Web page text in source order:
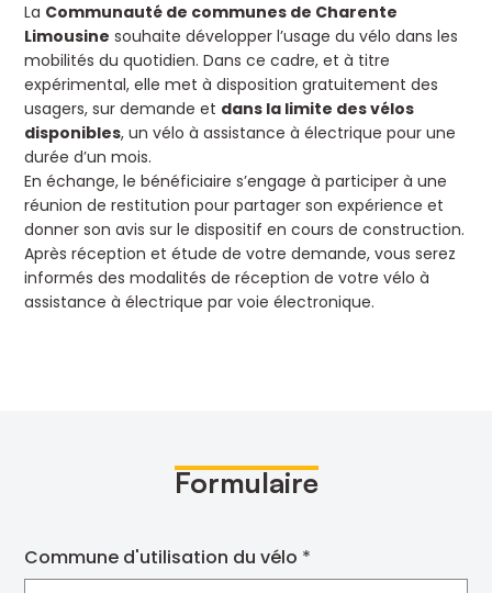
La Communauté de communes de Charente
Limousine souhaite développer l’usage du vélo dans les
mobilités du quotidien. Dans ce cadre, et à titre
expérimental, elle met à disposition gratuitement des
usagers, sur demande et dans la limite des vélos
disponibles, un vélo à assistance à électrique pour une
durée d’un mois.
En échange, le bénéficiaire s’engage à participer à une
réunion de restitution pour partager son expérience et
donner son avis sur le dispositif en cours de construction.
Après réception et étude de votre demande, vous serez
informés des modalités de réception de votre vélo à
assistance à électrique par voie électronique.
Formulaire
Commune d'utilisation du vélo